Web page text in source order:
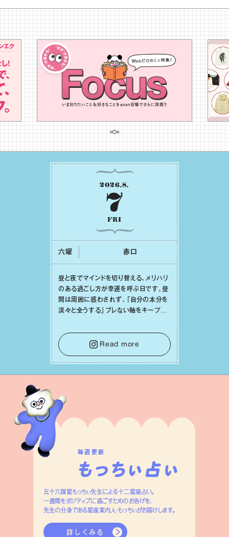
2026.8.
7
FRI
六曜 ⾚⼝
昼と夜でマインドを切り替える、メリハリ
のある過ごし⽅が幸運を呼ぶ⽇です。昼
間は周囲に惑わされず、「⾃分の本分を
淡々と全うする」ブレない軸をキープし
⾔葉に流されないよう、⼼にしっかりブ
レーキをかけること。この意識の切り替
えが、あなたに確かな安⼼感をもたらす
はずです。
Read more
毎週更新
五十六謀星もっちぃ先生による十二星座占い。
一週間をポジティブに過ごすためのお告げを、
先生の分身である星座案内人・もっちぃがお届けします。
詳しくみる